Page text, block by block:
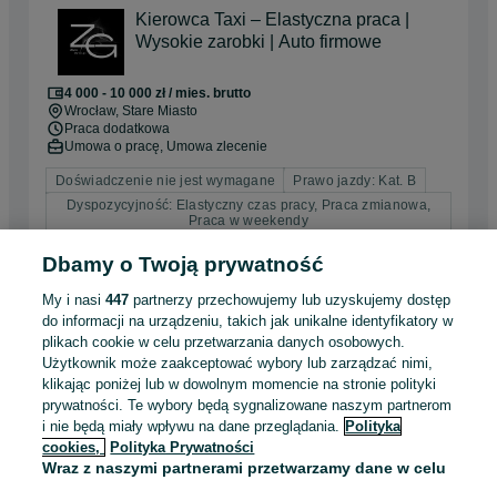
Kierowca Taxi – Elastyczna praca |
Wysokie zarobki | Auto firmowe
4 000 - 10 000 zł / mies. brutto
Wrocław, Stare Miasto
Praca dodatkowa
Umowa o pracę, Umowa zlecenie
Doświadczenie nie jest wymagane
Prawo jazdy: Kat. B
Dyspozycyjność: Elastyczny czas pracy, Praca zmianowa,
Praca w weekendy
(Zapraszamy pracowników z Ukrainy), 🇺🇦 Польська мова
не обов'язкова (Jęz. polski niewymagany)
Odświeżono dnia 30 lipca 2026
Łatwa Praca dla każdego w Niemczech
bez języka kurier Deutsche Post
13 000 - 20 000 zł / mies. brutto
Dbamy o Twoją prywatność
My i nasi447 partnerzy przechowujemy lub uzyskujemy dostęp
do informacji na urządzeniu, takich jak unikalne identyfikatory w
plikach cookie w celu przetwarzania danych osobowych.
Użytkownik może zaakceptować wybory lub zarządzać nimi,
klikając poniżej lub w dowolnym momencie na stronie polityki
prywatności. Te wybory będą sygnalizowane naszym partnerom
i nie będą miały wpływu na dane przeglądania. Polityka
cookies,
Polityka Prywatności
Wraz z naszymi partnerami przetwarzamy dane w celu